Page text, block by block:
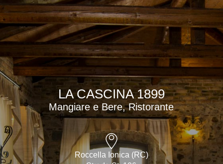
LA CASCINA 1899
Mangiare e Bere, Ristorante
Roccella Ionica (RC)